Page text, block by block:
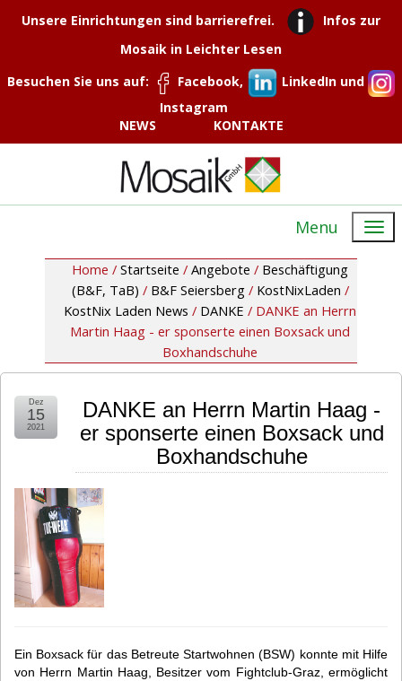
Unsere Einrichtungen sind barrierefrei.
Infos zur
Mosaik in Leichter Lesen
Besuchen Sie uns auf:
Facebook,
LinkedIn und
Instagram
NEWS
KONTAKTE
Menu
Home / Startseite / Angebote / Beschäftigung
(B&F, TaB) / B&F Seiersberg / KostNixLaden /
KostNix Laden News / DANKE / DANKE an Herrn
Martin Haag - er sponserte einen Boxsack und
Boxhandschuhe
DANKE an Herrn Martin Haag -
er sponserte einen Boxsack und
Boxhandschuhe
Dez
15
2021
Ein Boxsack für das Betreute Startwohnen (BSW) konnte mit Hilfe
von Herrn Martin Haag, Besitzer vom Fightclub-Graz, ermöglicht